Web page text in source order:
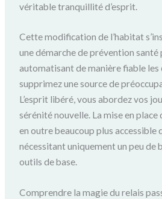
véritable tranquillité d’esprit.
Cette modification de l’habitat
une démarche de prévention santé
automatisant de manière fiable les
supprimez une source de
L’esprit libéré, vous abordez vos
sérénité nouvelle. La mise en
en outre beaucoup plus accessible
nécessitant uniquement un peu de
outils de base.
Comprendre la magie du relais